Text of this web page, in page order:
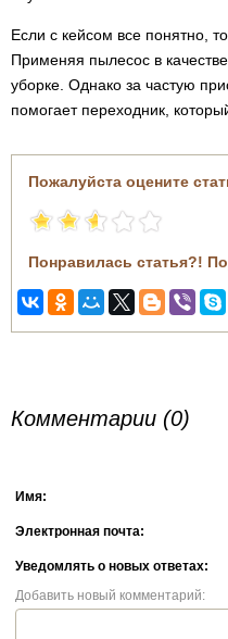
Если с кейсом все понятно,
Применяя пылесос в
уборке. Однако за частую
помогает переходник,
Пожалуйста оцените
Понравилась статья?!
Комментарии (0)
Имя:
Электронная почта:
Уведомлять о новых ответах:
Добавить новый комментарий: